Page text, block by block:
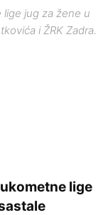
jug za žene u
i ŽRK Zadra.
lige